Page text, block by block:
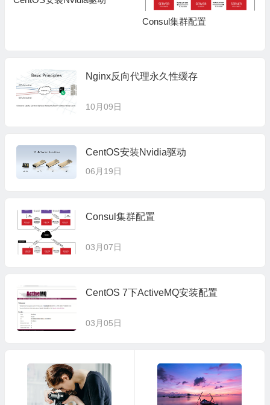
Consul集群配置
Nginx反向代理永久性缓存
10月09日
CentOS安装Nvidia驱动
06月19日
Consul集群配置
03月07日
CentOS 7下ActiveMQ安装配置
03月05日